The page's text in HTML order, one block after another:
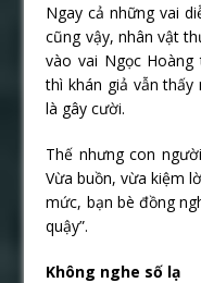
Ngay cả những vai
cũng vậy, nhân vật
vào vai Ngọc
thì khán giả vẫn
là gây cười.
Thế nhưng con
Vừa buồn, vừa kiệm
mức, bạn bè đồng
quậy”.
Không nghe số lạ